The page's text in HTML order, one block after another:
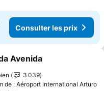
Consulter les prix
à mes favoris
Avenida
3 039
de : Aéroport international Arturo